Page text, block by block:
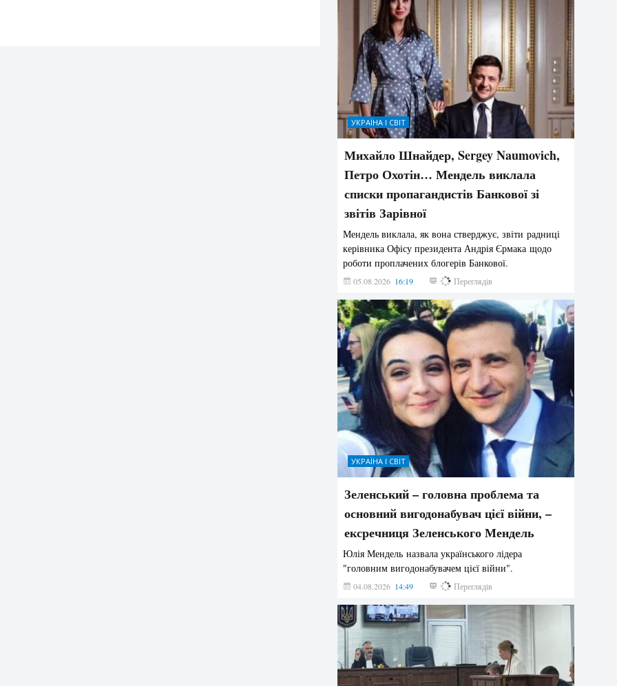
УКРАЇНА І СВІТ
Михайло Шнайдер, Sergey Naumovich,
Петро Охотін… Мендель виклала
списки пропагандистів Банкової зі
звітів Зарівної
Мендель виклала, як вона стверджує, звіти радниці
керівника Офісу президента Андрія Єрмака щодо
роботи проплачених блогерів Банкової.
05.08.2026 16:19 251 Переглядів
УКРАЇНА І СВІТ
Зеленський – головна проблема та
основний вигодонабувач цієї війни, –
ексречниця Зеленського Мендель
Юлія Мендель назвала українського лідера
"головним вигодонабувачем цієї війни".
04.08.2026 14:49 181 Переглядів